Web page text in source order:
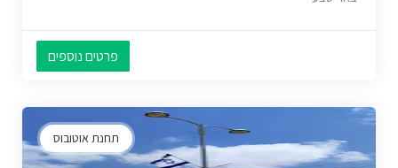
פרטים נוספים
תחנת אוטובוס